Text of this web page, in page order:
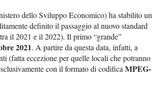
dello Sviluppo Economico) ha stabilito un
definito il passaggio al nuovo standard
il 2021 e il 2022). Il primo “grande”
2021. A partire da questa data, infatti, a
(fatta eccezione per quelle locali che potranno
con il formato di codifica MPEG-